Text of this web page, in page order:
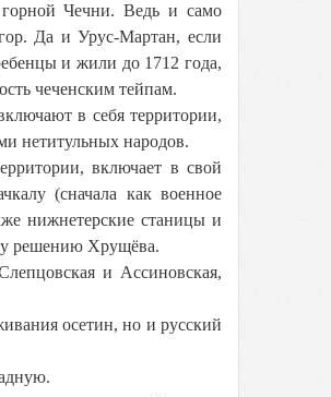
горной Чечни. Ведь и само
Да и Урус-Мартан, если
и жили до 1712 года,
чеченским тейпам.
в себя территории,
нетитульных народов.
включает в свой
(сначала как военное
нижнетерские станицы и
решению Хрущёва.
и Ассиновская,
осетин, но и русский